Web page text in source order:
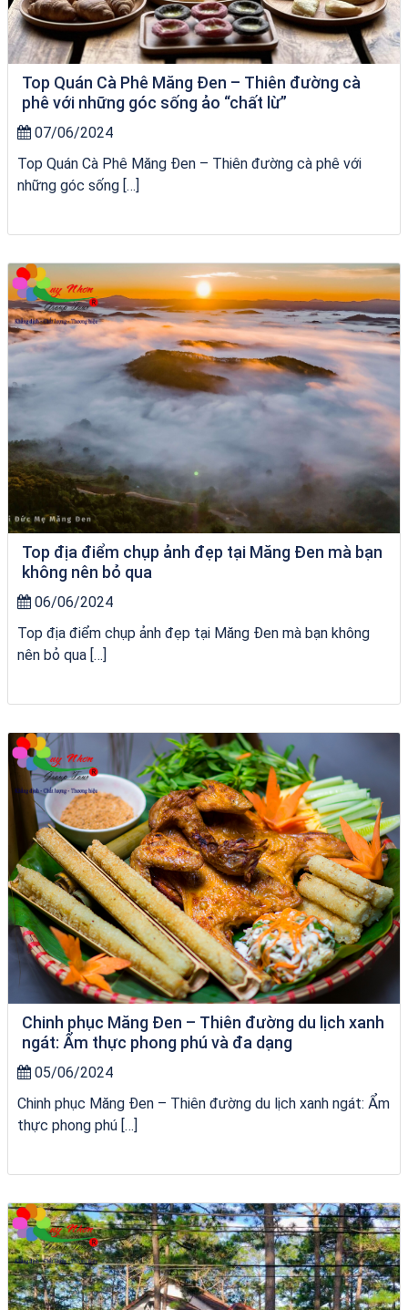
Top Quán Cà Phê Măng Đen – Thiên đường cà
phê với những góc sống ảo “chất lừ”
07/06/2024
Top Quán Cà Phê Măng Đen – Thiên đường cà phê với
những góc sống […]
Tour Quy Nhơn 3 Đảo
Top địa điểm chụp ảnh đẹp tại Măng Đen mà bạn
không nên bỏ qua
06/06/2024
Top địa điểm chụp ảnh đẹp tại Măng Đen mà bạn không
nên bỏ qua […]
Tour Quy Nhơn 3 Đảo
Chinh phục Măng Đen – Thiên đường du lịch xanh
ngát: Ẩm thực phong phú và đa dạng
05/06/2024
Chinh phục Măng Đen – Thiên đường du lịch xanh ngát: Ẩm
thực phong phú […]
Tour Quy Nhơn 3 Đảo